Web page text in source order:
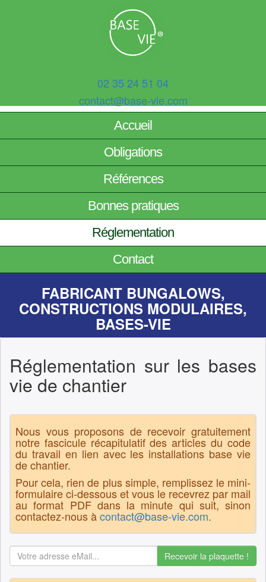
02 35 24 51 04
contact@base-vie.com
Accueil
Obligations
Références
Bonnes pratiques
Réglementation
Contact
FABRICANT BUNGALOWS,
CONSTRUCTIONS MODULAIRES,
BASES-VIE
Réglementation sur les bases
vie de chantier
Nous vous proposons de recevoir gratuitement
notre fascicule récapitulatif des articles du code
du travail en lien avec les installations base vie
de chantier.
Pour cela, rien de plus simple, remplissez le mini-
formulaire ci-dessous et vous le recevrez par mail
au format PDF dans la minute qui suit, sinon
contactez-nous àcontact@base-vie.com.
Recevoir la plaquette !